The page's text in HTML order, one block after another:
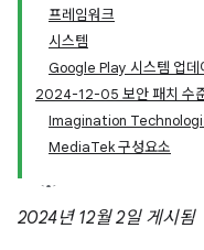
프레임워크
시스템
Google Play 시스템 업데
2024-12-05 보안 패치 수
Imagination
MediaTek 구성요소
2024년 12월 2일 게시됨